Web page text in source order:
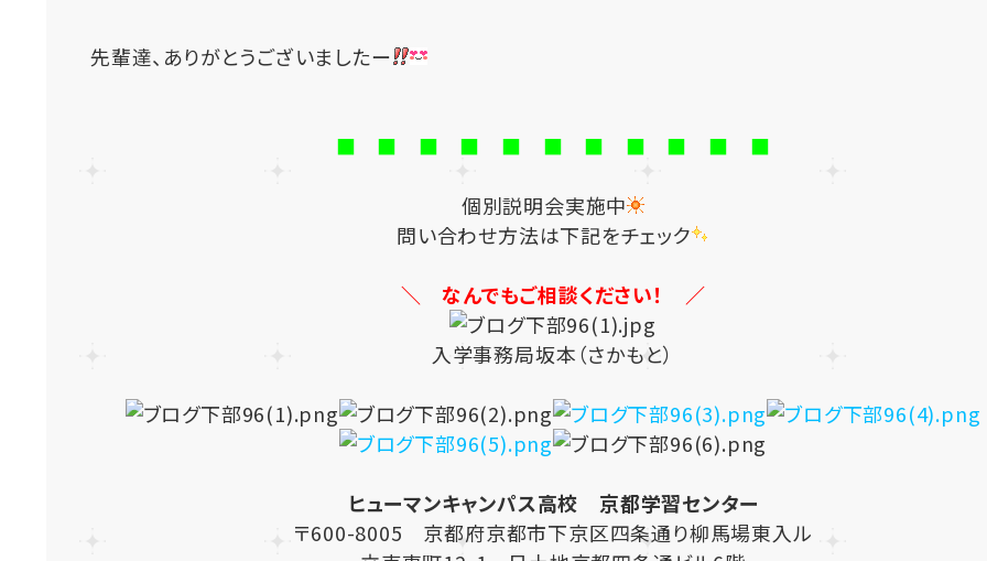
先輩達、ありがとうございましたー
■ ■ ■ ■ ■ ■ ■ ■ ■ ■ ■
個別説明会実施中
問い合わせ方法は下記をチェック
＼ なんでもご相談ください！ ／
入学事務局坂本（さかもと）
ヒューマンキャンパス高校 京都学習センター
〒600-8005 京都府京都市下京区四条通り柳馬場東入ル